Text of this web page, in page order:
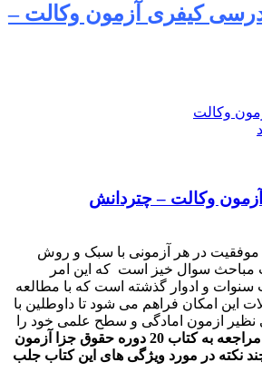
دادرسی کیفری آزمون وکالت –
در هر آزمونی با سبک و روش
سوال خیز است که این امر
و ادوار گذشته است که با مطالعه
این امکان فراهم می شود تا داوطلین با
ازمون امادگی و سطح علمی خود را
جهت سهولت مراجعه به کتاب 20 دوره حقوق جزا آزمون
نکته در مورد ویژگی های این کتاب جلب